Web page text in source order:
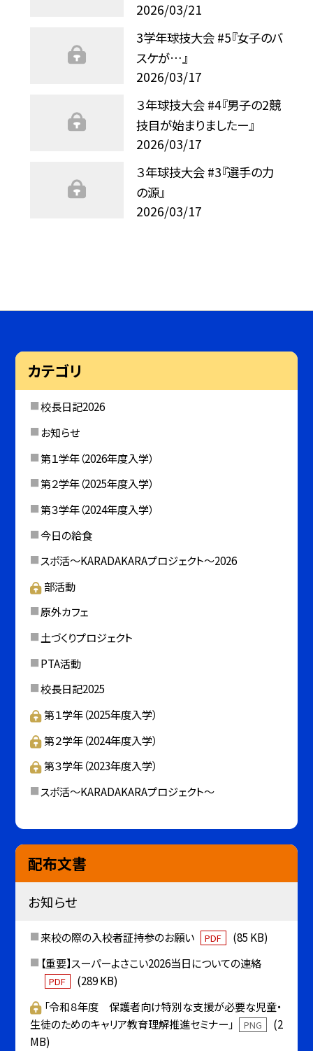
2026/03/21
3学年球技大会 #5『女子のバ
スケが…』
2026/03/17
３年球技大会 #4『男子の2競
技目が始まりましたー』
2026/03/17
３年球技大会 #3『選手の力
の源』
2026/03/17
カテゴリ
校長日記2026
お知らせ
第１学年（2026年度入学）
第２学年（2025年度入学）
第３学年（2024年度入学）
今日の給食
スポ活～KARADAKARAプロジェクト～2026
部活動
原外カフェ
土づくりプロジェクト
PTA活動
校長日記2025
第１学年（2025年度入学）
第２学年（2024年度入学）
第３学年（2023年度入学）
スポ活～KARADAKARAプロジェクト～
配布文書
お知らせ
来校の際の入校者証持参のお願い PDF
(85 KB)
【重要】スーパーよさこい2026当日についての連絡
PDF
(289 KB)
「令和８年度 保護者向け特別な支援が必要な児童・
生徒のためのキャリア教育理解推進セミナー」
PNG
(2
MB)